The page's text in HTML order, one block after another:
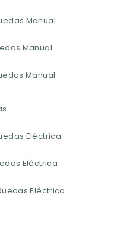
Manual
Manual
Manual
Eléctrica
Eléctrica
Eléctrica